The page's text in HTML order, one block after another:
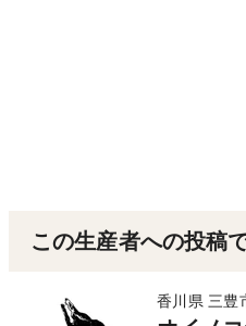
この生産者への投稿
香川県 三豊